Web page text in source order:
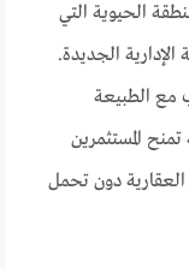
الحيوية التي
الإدارية الجديدة.
مع الطبيعة
المستثمرين
دون تحمل